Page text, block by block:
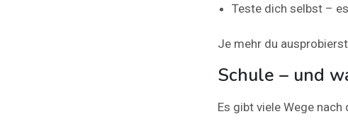
Teste dich selbst –
Je mehr du
Schule – und
Es gibt viele Wege nach